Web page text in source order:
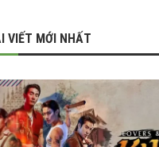
VIẾT MỚI NHẤT